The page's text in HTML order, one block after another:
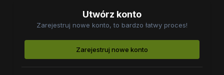
Utwórz konto
Zarejestruj nowe konto, to bardzo łatwy proces!
Zarejestruj nowe konto